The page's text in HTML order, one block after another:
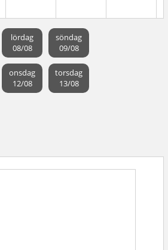
lördag
08/08
söndag
09/08
onsdag
12/08
torsdag
13/08